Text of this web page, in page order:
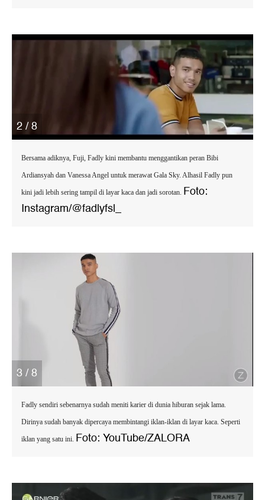
2 / 8
Bersama adiknya, Fuji, Fadly kini membantu menggantikan peran Bibi
Ardiansyah dan Vanessa Angel untuk merawat Gala Sky. Alhasil Fadly pun
kini jadi lebih sering tampil di layar kaca dan jadi sorotan. Foto:
Instagram/@fadlyfsl_
3 / 8
Fadly sendiri sebenarnya sudah meniti karier di dunia hiburan sejak lama.
Dirinya sudah banyak dipercaya membintangi iklan-iklan di layar kaca. Seperti
iklan yang satu ini. Foto: YouTube/ZALORA